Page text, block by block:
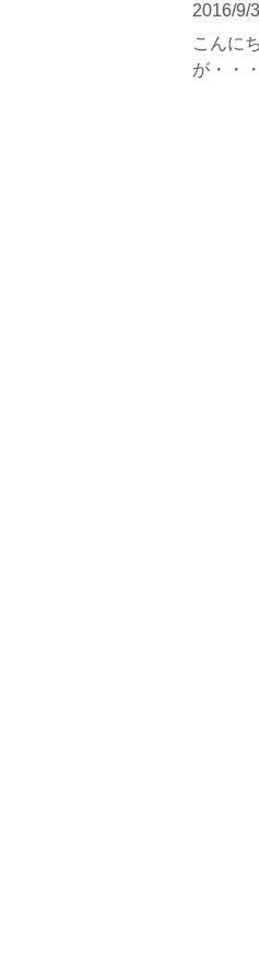
2016/9/
こんに
が・・